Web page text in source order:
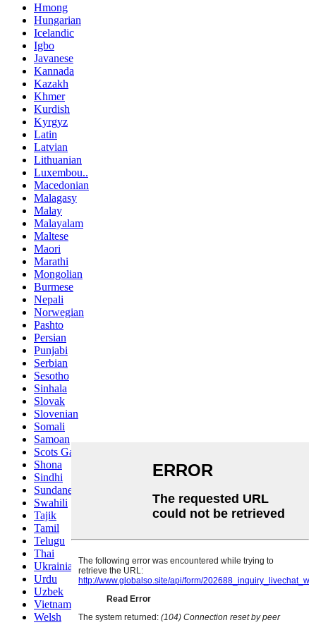
Hmong
Hungarian
Icelandic
Igbo
Javanese
Kannada
Kazakh
Khmer
Kurdish
Kyrgyz
Latin
Latvian
Lithuanian
Luxembou..
Macedonian
Malagasy
Malay
Malayalam
Maltese
Maori
Marathi
Mongolian
Burmese
Nepali
Norwegian
Pashto
Persian
Punjabi
Serbian
Sesotho
Sinhala
Slovak
Slovenian
Somali
Samoan
Scots Gaelic
Shona
Sindhi
Sundanese
Swahili
Tajik
Tamil
Telugu
Thai
Ukrainian
Urdu
Uzbek
Vietnamese
Welsh